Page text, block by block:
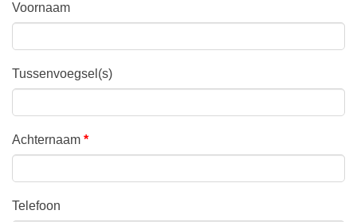
Voornaam
Tussenvoegsel(s)
Achternaam *
Telefoon